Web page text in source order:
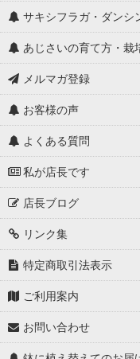
サキシフラガ・ダンシ
あじさいの育て方・栽
メルマガ登録
お客様の声
よくある質問
私が店長です
店長ブログ
リンク集
特定商取引法表示
ご利用案内
お問い合わせ